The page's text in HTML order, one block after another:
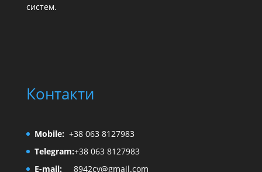
систем.
Контакти
Mobile: +38 063 8127983
Telegram:+38 063 8127983
E-mail:
8942cv@gmail.com